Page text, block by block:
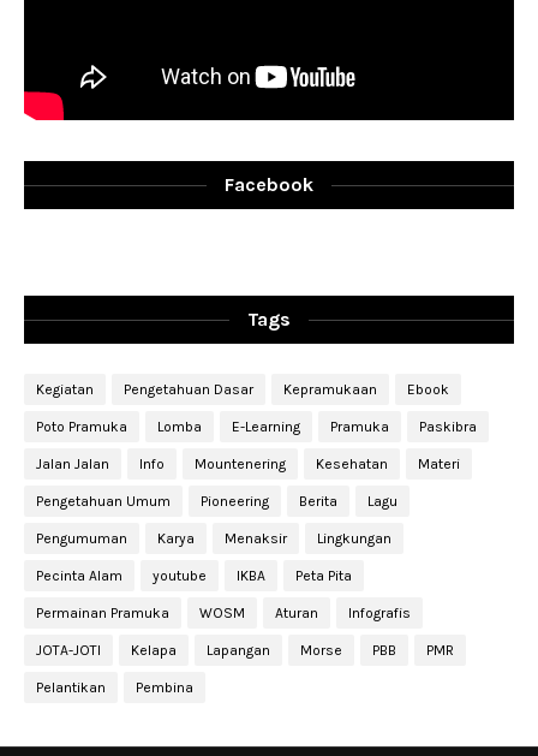
Facebook
Tags
Kegiatan Pengetahuan Dasar Kepramukaan Ebook
Poto Pramuka Lomba E-Learning Pramuka Paskibra
Jalan Jalan Info Mountenering Kesehatan Materi
Pengetahuan Umum Pioneering Berita Lagu
Pengumuman Karya Menaksir Lingkungan
Pecinta Alam youtube IKBA Peta Pita
Permainan Pramuka WOSM Aturan Infografis
JOTA-JOTI Kelapa Lapangan Morse PBB PMR
Pelantikan Pembina